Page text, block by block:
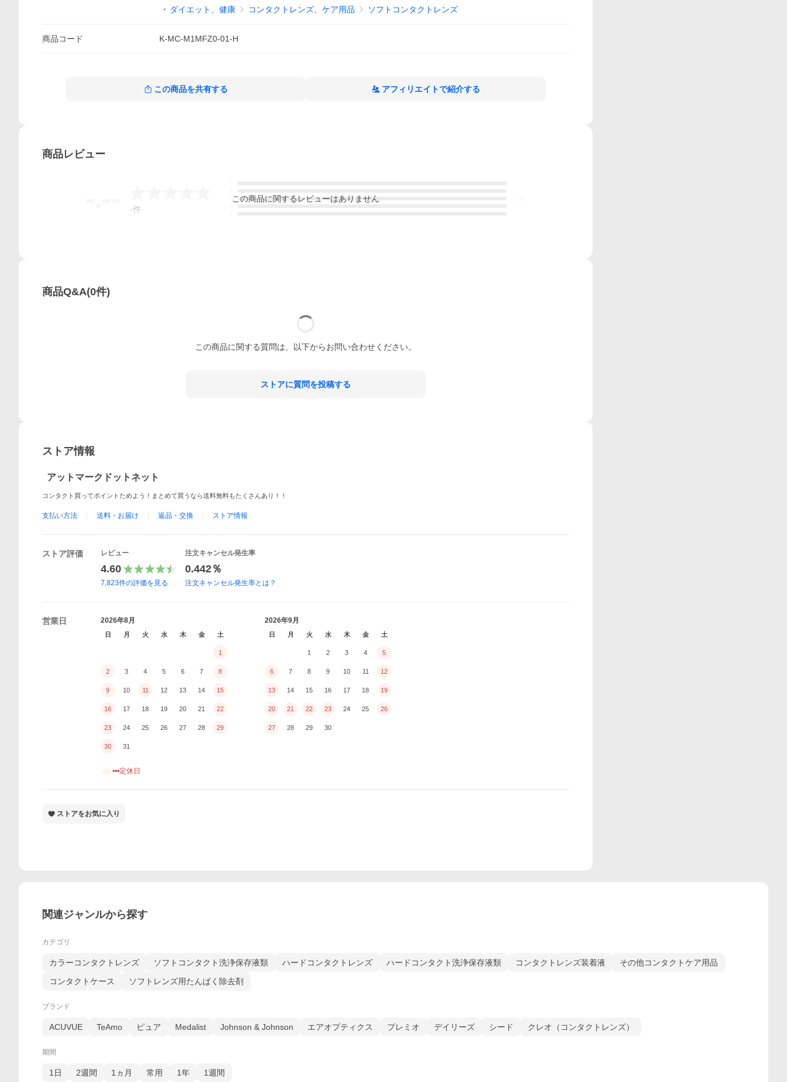
ダイエット、健康
コンタクトレンズ、ケア用品 ソフトコンタクトレンズ
商品コード K-MC-M1MFZ0-01-H
この商品を共有する アフィリエイトで紹介する
商品レビュー
-件
この商品に関するレビューはありません
商品Q&A(0件)
この商品に関する質問は、以下からお問い合わせください。
ストアに質問を投稿する
ストア情報
アットマークドットネット
コンタクト買ってポイントためよう！まとめて買うなら送料無料もたくさんあり！！
支払い方法 送料・お届け 返品・交換 ストア情報
ストア評価 レビュー
4.60
7,823件の評価を見る
注文キャンセル発生率
0.442％
注文キャンセル発生率とは？
営業日 2026年8月
日 月 火 水 木 金 土
1
2 3 4 5 6 7 8
9 10 11 12 13 14 15
16 17 18 19 20 21 22
23 24 25 26 27 28 29
30 31
2026年9月
日 月 火 水 木 金 土
1 2 3 4 5
6 7 8 9 10 11 12
13 14 15 16 17 18 19
20 21 22 23 24 25 26
27 28 29 30
•••定休日
ストアをお気に入り
関連ジャンルから探す
カテゴリ
カラーコンタクトレンズ ソフトコンタクト洗浄保存液類 ハードコンタクトレンズ ハードコンタクト洗浄保存液類 コンタクトレンズ装着液
その他コンタクトケア用品
コンタクトケース
ソフトレンズ用たんぱく除去剤
ブランド
ACUVUE TeAmo ピュア Medalist Johnson & Johnson エアオプティクス プレミオ デイリーズ シード クレオ（コンタクトレンズ）
期間
1日 2週間 1ヵ月 常用 1年 1週間